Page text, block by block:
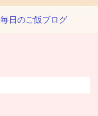
毎日のご飯ブログ